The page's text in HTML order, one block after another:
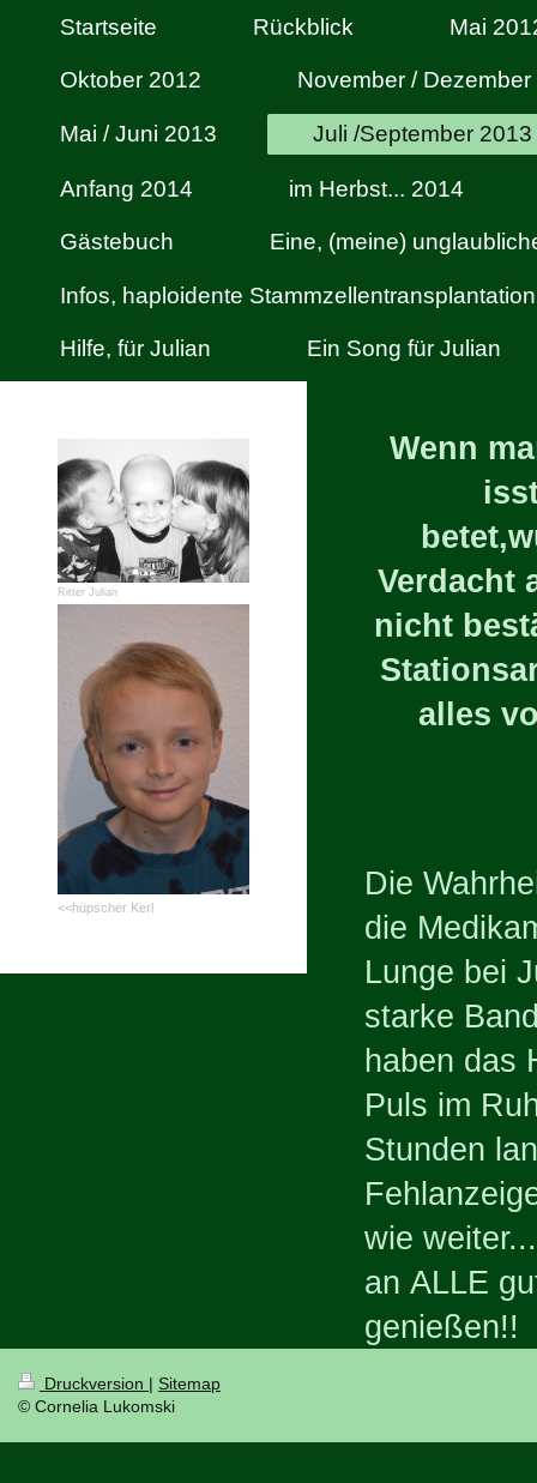
Startseite Rückblick Mai
Oktober 2012 November /
Mai / Juni 2013 Juli /September 2013
Anfang 2014 im Herbst... 2014
Gästebuch Eine, (meine)
Infos, haploidente Stammzellentransplantation
Hilfe, für Julian Ein Song für Julian
Wenn
Verdacht
nicht
alles
Die
die
Lunge bei
starke
haben das
Puls im
Stunden
wie
an ALLE
genießen!!
Ritter Julian
<<hüpscher Kerl
Druckversion | Sitemap
© Cornelia Lukomski